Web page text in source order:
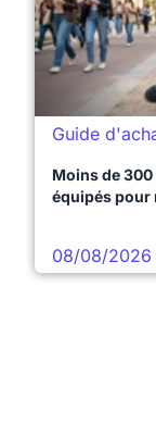
Guide
Moins de
équipés pour
08/08/2026